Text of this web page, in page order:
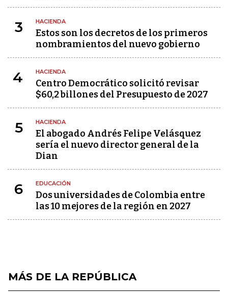
3 HACIENDA
Estos son los decretos de los primeros
nombramientos del nuevo gobierno
4 HACIENDA
Centro Democrático solicitó revisar
$60,2 billones del Presupuesto de 2027
5 HACIENDA
El abogado Andrés Felipe Velásquez
sería el nuevo director general de la
Dian
6 EDUCACIÓN
Dos universidades de Colombia entre
las 10 mejores de la región en 2027
MÁS DE LA REPÚBLICA